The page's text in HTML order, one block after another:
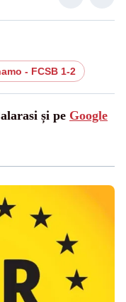
- FCSB 1-2
și pe Google